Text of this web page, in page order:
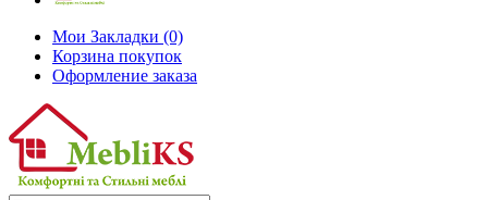
Мои Закладки (0)
Корзина покупок
Оформление заказа